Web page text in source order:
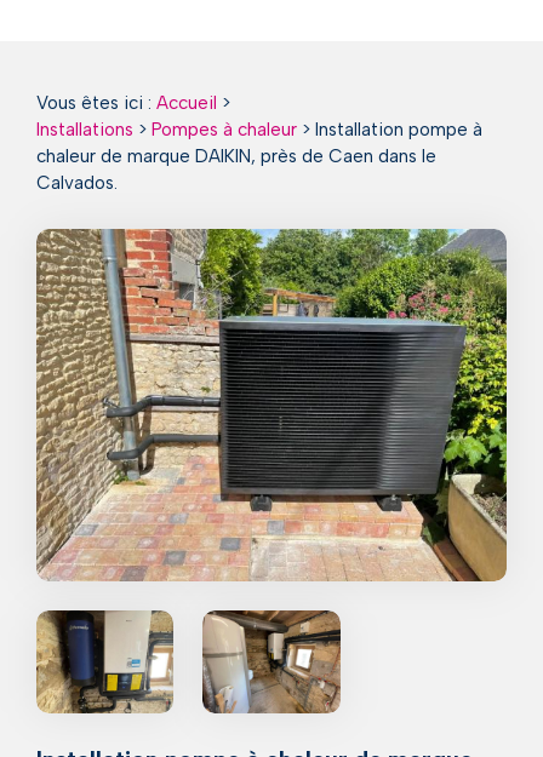
Vous êtes ici : Accueil >
Installations > Pompes à chaleur> Installation pompe à
chaleur de marque DAIKIN, près de Caen dans le
Calvados.